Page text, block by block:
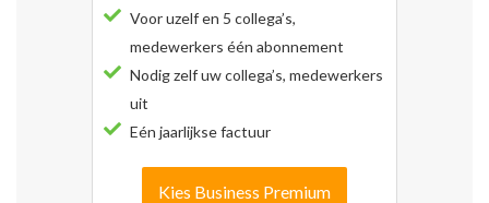
Voor uzelf en 5 collega’s,
medewerkers één abonnement
Nodig zelf uw collega’s, medewerkers
uit
Eén jaarlijkse factuur
Kies Business Premium